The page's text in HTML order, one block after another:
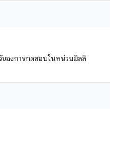
ของการทดสอบในหน่วยมิลลิ